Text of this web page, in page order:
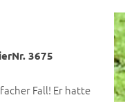
3675
Fall! Er hatte